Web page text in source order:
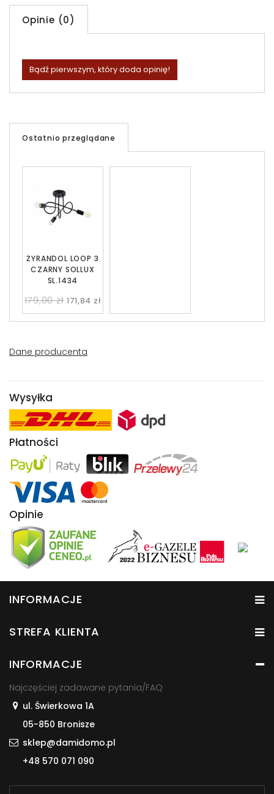
Opinie (0)
Bądź pierwszym, który doda opinię!
Ostatnio przeglądane
ŻYRANDOL LOOP 3
CZARNY SOLLUX
SL.1434
179,00 zł 171,84 zł
Dane producenta
Wysyłka
Płatności
Opinie
INFORMACJE
STREFA KLIENTA
INFORMACJE
Najczęściej zadawane pytania/FAQ
ul. Świerkowa 1A
05-850 Bronisze
sklep@damidomo.pl
+48 570 071 090